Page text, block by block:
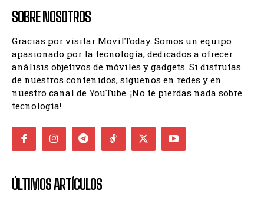
SOBRE NOSOTROS
Gracias por visitar MovilToday. Somos un equipo
apasionado por la tecnología, dedicados a ofrecer
análisis objetivos de móviles y gadgets. Si disfrutas
de nuestros contenidos, síguenos en redes y en
nuestro canal de YouTube. ¡No te pierdas nada sobre
tecnología!
ÚLTIMOS ARTÍCULOS